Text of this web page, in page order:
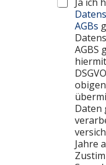
AGBs
AGBS
Daten
Jahre